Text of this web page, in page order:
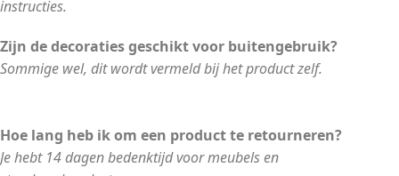
instructies.
Zijn de decoraties geschikt voor buitengebruik?
Sommige wel, dit wordt vermeld bij het product zelf.
Hoe lang heb ik om een product te retourneren?
Je hebt 14 dagen bedenktijd voor meubels en